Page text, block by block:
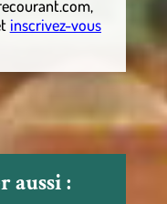
,
inscrivez-vous
aussi :